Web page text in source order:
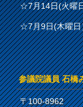
☆7月14日(火曜
☆7月9日(木曜日
参議院議員 石橋
〒100-8962